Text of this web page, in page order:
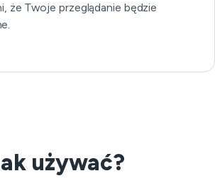
że Twoje przeglądanie będzie
używać?